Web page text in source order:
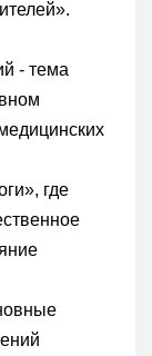
- тема
где